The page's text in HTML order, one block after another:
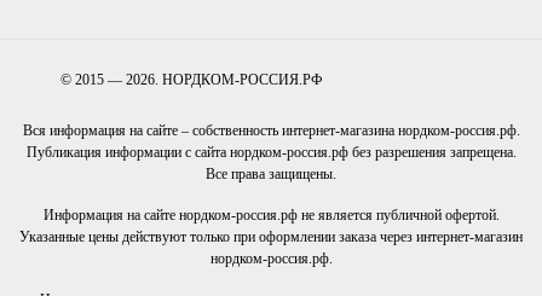
© 2015 — 2026. НОРДКОМ-РОССИЯ.РФ
Вся информация на сайте – собственность интернет-магазина нордком-россия.рф.
Публикация информации с сайта нордком-россия.рф без разрешения запрещена.
Все права защищены.
Информация на сайте нордком-россия.рф не является публичной офертой.
Указанные цены действуют только при оформлении заказа через интернет-магазин
нордком-россия.рф.